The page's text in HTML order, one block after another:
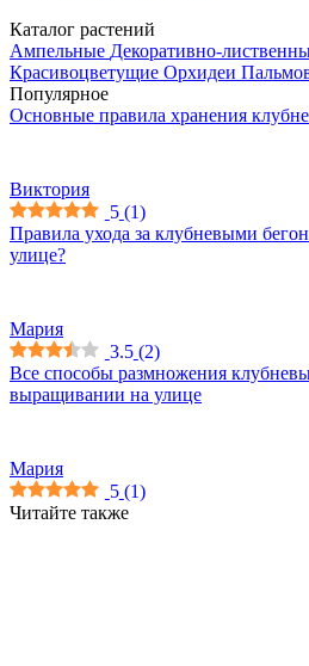
Каталог растений
Ампельные Декоративно-
Красивоцветущие Орхидеи
Популярное
Основные правила хранения
Виктория
5 (1)
Правила ухода за клубневыми
улице?
Мария
3.5 (2)
Все способы размножения
выращивании на улице
Мария
5 (1)
Читайте также